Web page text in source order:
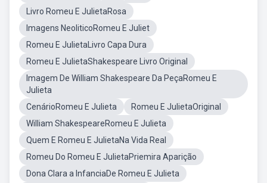
Livro Romeu E JulietaRosa
Imagens NeoliticoRomeu E Juliet
Romeu E JulietaLivro Capa Dura
Romeu E JulietaShakespeare Livro Original
Imagem De William Shakespeare Da PeçaRomeu E
Julieta
CenárioRomeu E Julieta
Romeu E JulietaOriginal
William ShakespeareRomeu E Julieta
Quem E Romeu E JulietaNa Vida Real
Romeu Do Romeu E JulietaPriemira Aparição
Dona Clara a InfanciaDe Romeu E Julieta